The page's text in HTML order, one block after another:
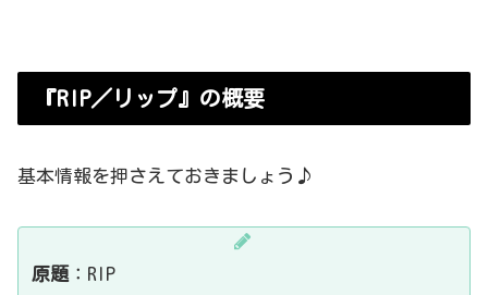
『RIP／リップ』の概要
基本情報を押さえておきましょう♪
原題 ：RIP